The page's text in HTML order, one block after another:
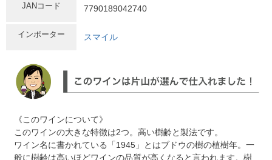
JANコード 7790189042740
インポーター スマイル
《このワインについて》
このワインの大きな特徴は2つ。高い樹齢と製法です。
ワイン名に書かれている「1945」とはブドウの樹の植樹年。一
般に樹齢は高いほどワインの品質が高くなると言われます。樹